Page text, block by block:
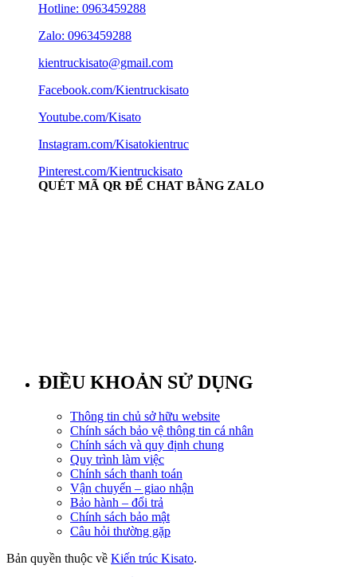
Hotline: 0963459288
Zalo: 0963459288
kientruckisato@gmail.com
Facebook.com/Kientruckisato
Youtube.com/Kisato
Instagram.com/Kisatokientruc
Pinterest.com/Kientruckisato
QUÉT MÃ QR ĐỂ CHAT BẰNG ZALO
ĐIỀU KHOẢN SỬ DỤNG
Thông tin chủ sở hữu website
Chính sách bảo vệ thông tin cá nhân
Chính sách và quy định chung
Quy trình làm việc
Chính sách thanh toán
Vận chuyển – giao nhận
Bảo hành – đổi trả
Chính sách bảo mật
Câu hỏi thường gặp
Bản quyền thuộc về Kiến trúc Kisato.